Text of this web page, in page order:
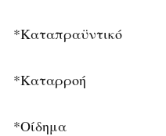
*Καταπραϋντικό
*Καταρροή
*Οίδημα